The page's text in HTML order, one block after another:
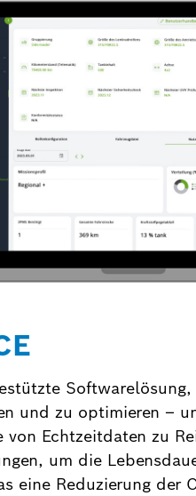
und zu optimieren –
Echtzeitdaten zu
um die
eine Reduzierung der